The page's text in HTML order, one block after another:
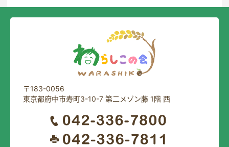
〒183-0056
東京都府中市寿町3-10-7 第二メゾン藤 1階 西